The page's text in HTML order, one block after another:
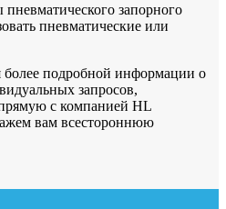
запорного
пневматические или
подробной информации о
запросов,
с компанией HL
вам всестороннюю